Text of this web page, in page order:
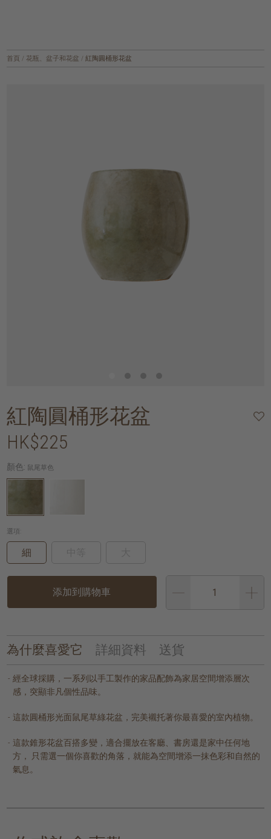
首頁 / 花瓶、盆子和花盆 / 紅陶圓桶形花盆
紅陶圓桶形花盆
HK$225
顏色: 鼠尾草色
選項:
細
添加到購物車
為什麼喜愛它 詳細資料 送貨
經全球採購，一系列以手工製作的家品配飾為家居空間增添層次
感，突顯非凡個性品味。
這款圓桶形光面鼠尾草綠花盆，完美襯托著你最喜愛的室內植物。
這款錐形花盆百搭多變，適合擺放在客廳、書房還是家中任何地
方， 只需選一個你喜歡的角落，就能為空間增添一抹色彩和自然的
氣息。